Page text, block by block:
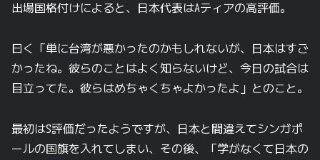
出場国格付けによると、日本代表はAティアの高評価。
曰く「単に台湾が悪かったのかもしれないが、日本はすご
かったね。彼らのことはよく知らないけど、今日の試合は
目立ってた。彼らはめちゃくちゃよかったよ」とのこと。
最初はS評価だったようですが、日本と間違えてシンガポ
ールの国旗を入れてしまい、その後、「学がなくて日本の